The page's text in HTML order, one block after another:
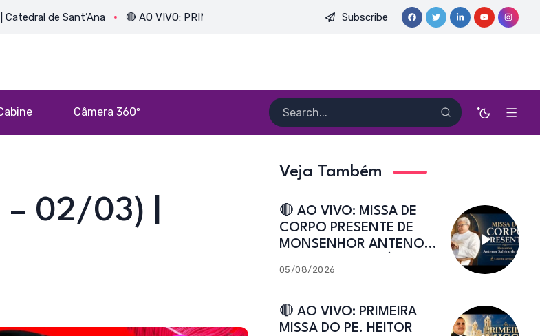
de Sant’Ana 🔴 AO VIVO: PRIMEIRA MISSA DO PE. HEITOR PEREIRA DIAS, FSA | Catedral de Sant’Ana |
Subscribe
Câmera 360º
02/03) |
Veja Também
🔴 AO VIVO: MISSA DE
CORPO PRESENTE DE
MONSENHOR ANTENOR
Catedral de Sant’Ana
05/08/2026
🔴 AO VIVO: PRIMEIRA
MISSA DO PE. HEITOR